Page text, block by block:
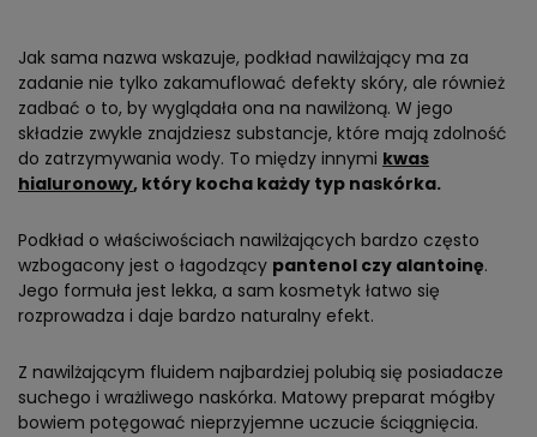
Jak sama nazwa wskazuje, podkład nawilżający ma za
zadanie nie tylko zakamuflować defekty skóry, ale również
zadbać o to, by wyglądała ona na nawilżoną. W jego
składzie zwykle znajdziesz substancje, które mają zdolność
do zatrzymywania wody. To między innymi kwas
hialuronowy, który kocha każdy typ naskórka.
Podkład o właściwościach nawilżających bardzo często
wzbogacony jest o łagodzący pantenol czy alantoinę.
Jego formuła jest lekka, a sam kosmetyk łatwo się
rozprowadza i daje bardzo naturalny efekt.
Z nawilżającym fluidem najbardziej polubią się posiadacze
suchego i wrażliwego naskórka. Matowy preparat mógłby
bowiem potęgować nieprzyjemne uczucie ściągnięcia.